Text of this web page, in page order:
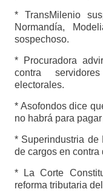
* TransMilenio
Normandía,
sospechoso.
* Procuradora
contra
electorales.
* Asofondos dice
no habrá para
* Superindustria de
de cargos en
* La Corte
reforma tributaria